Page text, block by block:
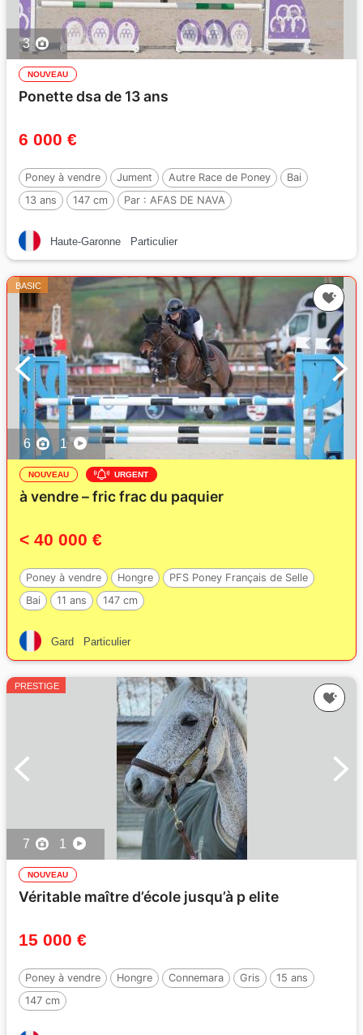
3
NOUVEAU
Ponette dsa de 13 ans
6 000 €
Poney à vendre Jument Autre Race de Poney
Bai
13 ans
147 cm Par : AFAS DE NAVA
Haute-Garonne Particulier
BASIC
6 1
NOUVEAU URGENT
à vendre – fric frac du paquier
< 40 000 €
Poney à vendre Hongre
PFS Poney Français de Selle
Bai
11 ans 147 cm
Gard Particulier
PRESTIGE
7 1
NOUVEAU
Véritable maître d’école jusqu’à p elite
15 000 €
Poney à vendre Hongre Connemara Gris
15 ans
147 cm